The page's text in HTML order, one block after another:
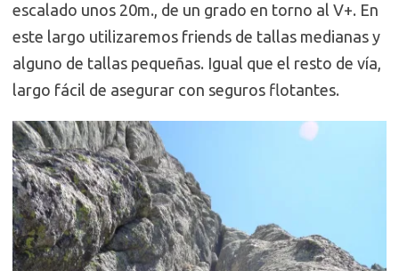
escalado unos 20m., de un grado en torno al V+. En
este largo utilizaremos friends de tallas medianas y
alguno de tallas pequeñas. Igual que el resto de vía,
largo fácil de asegurar con seguros flotantes.